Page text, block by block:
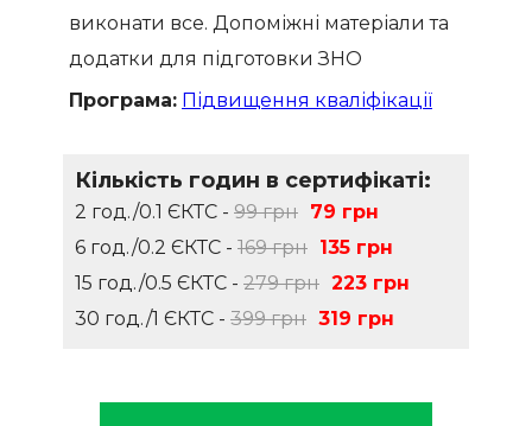
виконати все. Допоміжні матеріали та
додатки для підготовки ЗНО
Програма: Підвищення кваліфікації
Кількість годин в сертифікаті:
2 год./0.1 ЄКТС - 99 грн 79 грн
6 год./0.2 ЄКТС - 169 грн 135 грн
15 год./0.5 ЄКТС - 279 грн 223 грн
30 год./1 ЄКТС - 399 грн 319 грн